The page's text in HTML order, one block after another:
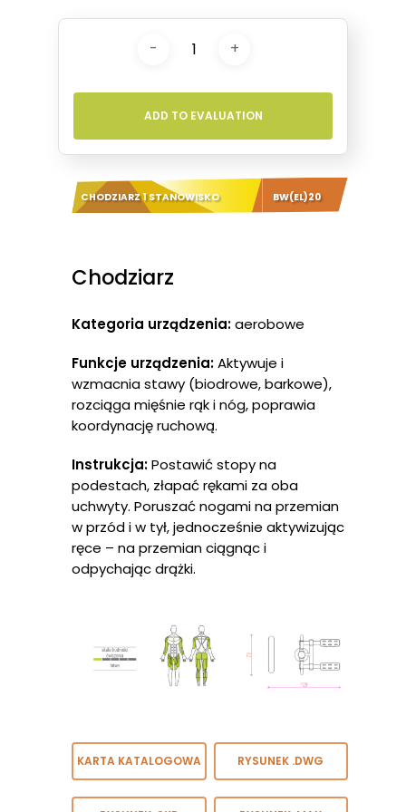
ADD TO EVALUATION
CHODZIARZ 1 STANOWISKO BW(EL)20
Chodziarz
Kategoria urządzenia:aerobowe
Funkcje urządzenia:Aktywuje i
wzmacnia stawy (biodrowe, barkowe),
rozciąga mięśnie rąk i nóg, poprawia
koordynację ruchową.
Instrukcja:Postawić stopy na
podestach, złapać rękami za oba
uchwyty. Poruszać nogami na przemian
w przód i w tył, jednocześnie aktywizując
ręce – na przemian ciągnąc i
odpychając drążki.
KARTA KATALOGOWA RYSUNEK .DWG
Strona
O Nas